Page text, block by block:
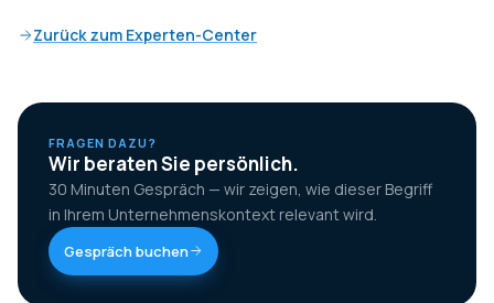
Zurück zum Experten-Center
FRAGEN DAZU?
Wir beraten Sie persönlich.
30 Minuten Gespräch — wir zeigen, wie dieser Begriff
in Ihrem Unternehmenskontext relevant wird.
Gespräch buchen